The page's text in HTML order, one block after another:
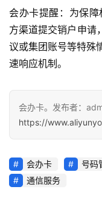
面
会办卡提醒：为保
方渠道提交销户申请
议或集团账号等特殊
速响应机制。
会办卡。发布者：
https://
会办卡 号码
通信服务